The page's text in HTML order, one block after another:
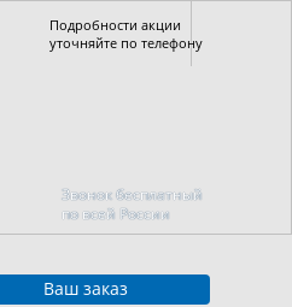
Подробности акции
уточняйте по телефону
Звонок бесплатный
по всей России
Ваш заказ